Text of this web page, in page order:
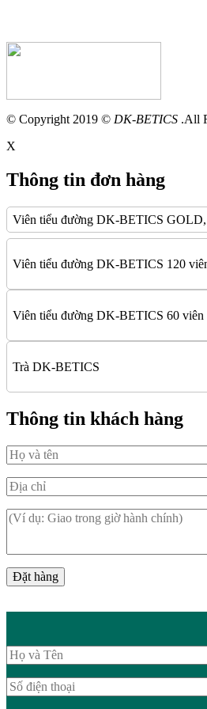
© Copyright 2019 © DK-BETICS .All
X
Thông tin đơn hàng
Viên tiểu đường DK-BETICS GOLD,
Viên tiểu đường DK-BETICS 120
Viên tiểu đường DK-BETICS 60 viên
Trà DK-BETICS
Thông tin khách hàng